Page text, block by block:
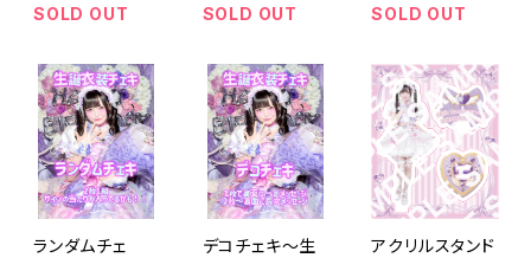
SOLD OUT
SOLD OUT
SOLD OUT
ランダムチェ
デコチェキ〜生
アクリルスタンド